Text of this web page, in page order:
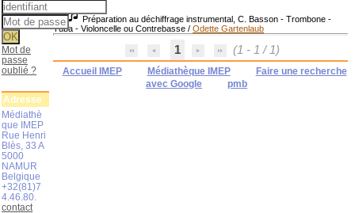
Préparation au déchiffrage instrumental, C. Basson - Trombone -
Tuba - Violoncelle ou Contrebasse /Odette Gartenlaub
1 (1 - 1 / 1)
Accueil IMEP Médiathèque IMEP
Faire une recherche
avec Google
pmb
Mot de
passe
oublié ?
Adresse
Médiathè
que IMEP
Rue Henri
Blès, 33 A
5000
NAMUR
Belgique
+32(81)7
4.46.80.
contact